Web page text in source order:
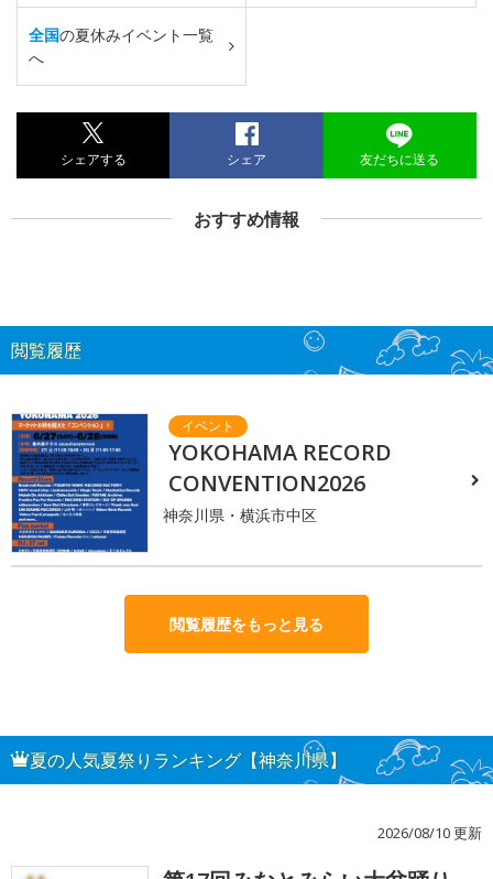
全国の夏休みイベント一覧
へ
シェアする シェア 友だちに送る
おすすめ情報
閲覧履歴
YOKOHAMA RECORD
CONVENTION2026
神奈川県・横浜市中区
閲覧履歴をもっと見る
夏の人気夏祭りランキング【神奈川県】
2026/08/10 更新